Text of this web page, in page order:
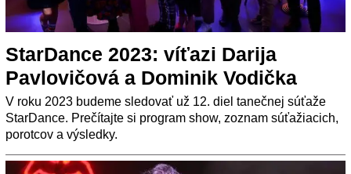
StarDance 2023: víťazi Darija
Pavlovičová a Dominik Vodička
V roku 2023 budeme sledovať už 12. diel tanečnej súťaže
StarDance. Prečítajte si program show, zoznam súťažiacich,
porotcov a výsledky.